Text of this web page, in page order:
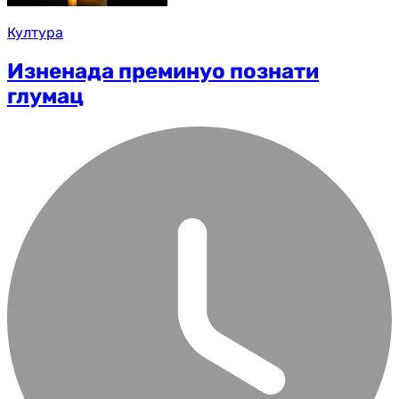
Култура
Изненада преминуо познати
глумац